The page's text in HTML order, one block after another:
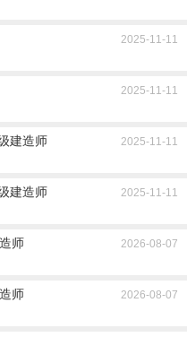
2025-11-11
2025-11-11
建造师
2025-11-11
建造师
2025-11-11
师
2026-08-07
师
2026-08-07